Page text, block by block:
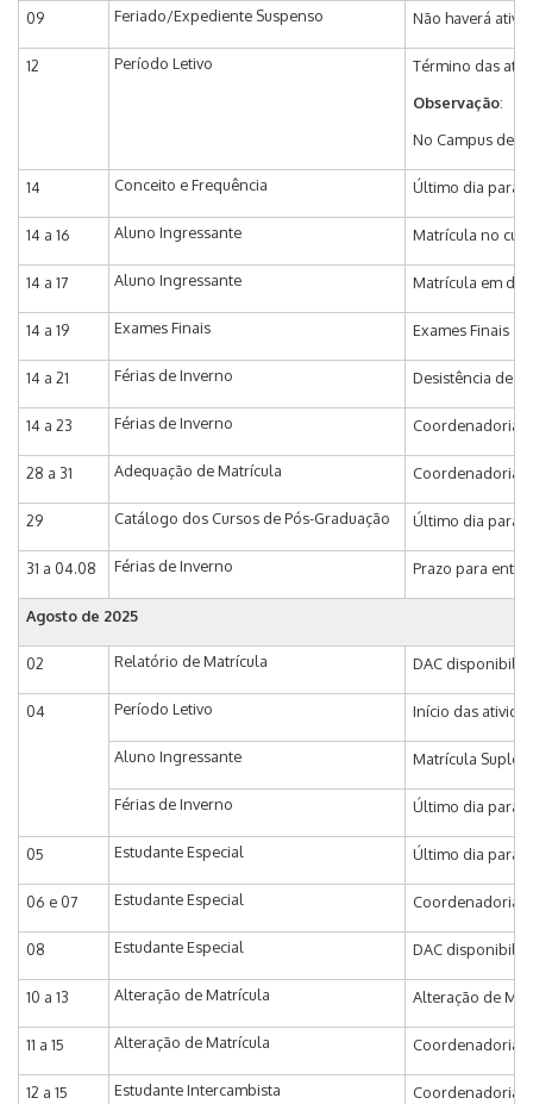
09 Feriado/Expediente Suspenso Não haverá
12 Período Letivo
Término das
Observação:
No Campus de
14 Conceito e Frequência Último dia para
14 a 16 Aluno Ingressante Matrícula no
14 a 17 Aluno Ingressante Matrícula em
14 a 19 Exames Finais Exames Finais
14 a 21 Férias de Inverno Desistência de
14 a 23 Férias de Inverno Coordenadoria
28 a 31 Adequação de Matrícula Coordenadoria
29 Catálogo dos Cursos de Pós-Graduação Último dia para
31 a 04.08 Férias de Inverno Prazo para
Agosto de 2025
02 Relatório de Matrícula DAC
04 Período Letivo Início das
Aluno Ingressante Matrícula
Férias de Inverno Último dia para
05 Estudante Especial Último dia para
06 e 07 Estudante Especial Coordenadoria
08 Estudante Especial DAC
10 a 13 Alteração de Matrícula Alteração de
11 a 15 Alteração de Matrícula Coordenadoria
12 a 15 Estudante Intercambista Coordenadoria